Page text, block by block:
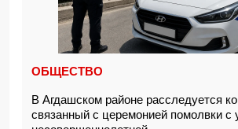
ОБЩЕСТВО
В Агдашском районе расследуется
связанный с церемонией помолвки с